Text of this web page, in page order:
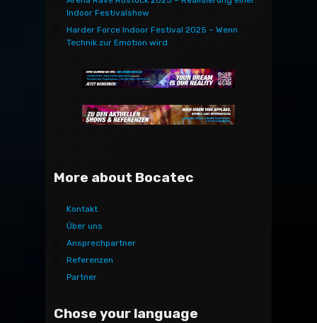
Indoor Festivalshow
Harder Force Indoor Festival 2025 – Wenn
Technik zur Emotion wird
More about Bocatec
Kontakt
Über uns
Ansprechpartner
Referenzen
Partner
Chose your language